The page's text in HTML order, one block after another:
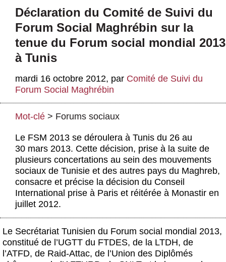
Se mobiliser
Publications
Agenda
Boutique
Déclaration du Comité de Suivi du
Forum Social Maghrébin sur la
tenue du Forum social mondial 2013
à Tunis
mardi 16 octobre 2012, par Comité de Suivi du
Forum Social Maghrébin
Mot-clé > Forums sociaux
Le FSM 2013 se déroulera à Tunis du 26 au
30 mars 2013. Cette décision, prise à la suite de
plusieurs concertations au sein des mouvements
sociaux de Tunisie et des autres pays du Maghreb,
consacre et précise la décision du Conseil
International prise à Paris et réitérée à Monastir en
juillet 2012.
Le Secrétariat Tunisien du Forum social mondial 2013,
constitué de l’UGTT du FTDES, de la LTDH, de
l’ATFD, de Raid-Attac, de l’Union des Diplômés